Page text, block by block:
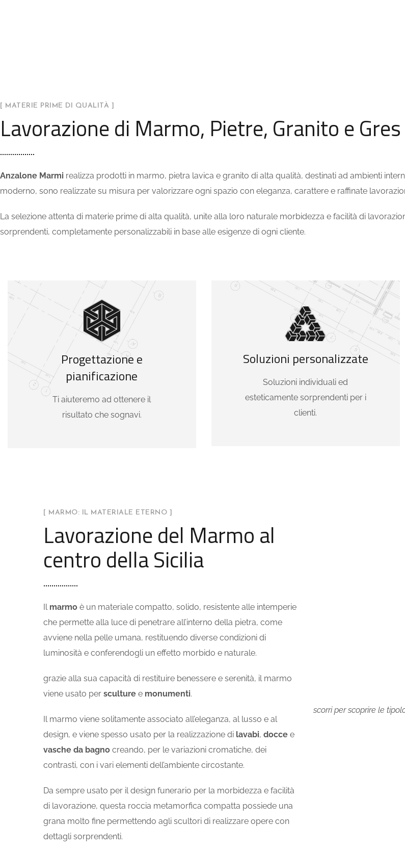
[ MATERIE PRIME DI QUALITÀ ]
Lavorazione di Marmo, Pietre, Granito e
Anzalone Marmi realizza prodotti in marmo, pietra lavica e granito di alta qualità, destinati ad ambienti
moderno, sono realizzate su misura per valorizzare ogni spazio con eleganza, carattere e raffinate
La selezione attenta di materie prime di alta qualità, unite alla loro naturale morbidezza e facilità di
sorprendenti, completamente personalizzabili in base alle esigenze di ogni cliente.
Progettazione e
pianificazione
Ti aiuteremo ad ottenere il
risultato che sognavi.
Soluzioni personalizzate
Soluzioni individuali ed
esteticamente sorprendenti per i
clienti.
[ MARMO: IL MATERIALE ETERNO ]
Lavorazione del Marmo al
centro della Sicilia
Il marmo è un materiale compatto, solido, resistente alle intemperie
che permette alla luce di penetrare all’interno della pietra, come
avviene nella pelle umana, restituendo diverse condizioni di
luminosità e conferendogli un effetto morbido e naturale.
grazie alla sua capacità di restituire benessere e serenità, il marmo
viene usato per sculture e monumenti.
Il marmo viene solitamente associato all’eleganza, al lusso e al
design, e viene spesso usato per la realizzazione di lavabi, docce e
vasche da bagno creando, per le variazioni cromatiche, dei
contrasti, con i vari elementi dell’ambiente circostante.
Da sempre usato per il design funerario per la morbidezza e facilità
di lavorazione, questa roccia metamorfica compatta possiede una
grana molto fine permettendo agli scultori di realizzare opere con
dettagli sorprendenti.
scorri per scoprire le